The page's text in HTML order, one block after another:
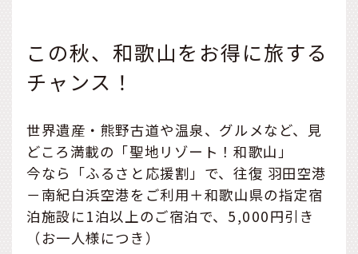
この秋、和歌山をお得に旅する
チャンス！
世界遺産・熊野古道や温泉、グルメなど、見
どころ満載の「聖地リゾート！和歌山」
今なら「ふるさと応援割」で、往復 羽田空港
－南紀白浜空港をご利用＋和歌山県の指定宿
泊施設に1泊以上のご宿泊で、5,000円引き
（お一人様につき）